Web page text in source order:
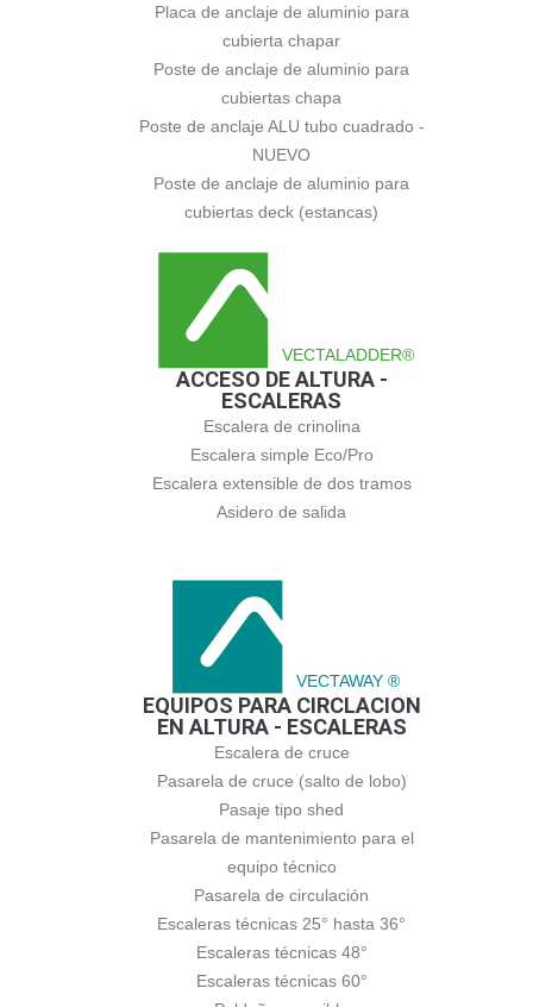
Placa de anclaje de aluminio para
cubierta chapar
Poste de anclaje de aluminio para
cubiertas chapa
Poste de anclaje ALU tubo cuadrado -
NUEVO
Poste de anclaje de aluminio para
cubiertas deck (estancas)
VECTALADDER®
ACCESO DE ALTURA -
ESCALERAS
Escalera de crinolina
Escalera simple Eco/Pro
Escalera extensible de dos tramos
Asidero de salida
VECTAWAY ®
EQUIPOS PARA CIRCLACION
EN ALTURA - ESCALERAS
Escalera de cruce
Pasarela de cruce (salto de lobo)
Pasaje tipo shed
Pasarela de mantenimiento para el
equipo técnico
Pasarela de circulación
Escaleras técnicas 25° hasta 36°
Escaleras técnicas 48°
Escaleras técnicas 60°